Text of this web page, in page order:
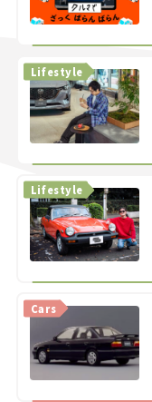
Lifestyle
Lifestyle
Cars